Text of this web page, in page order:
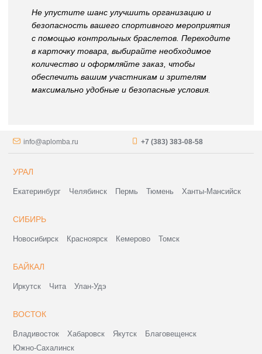
Не упустите шанс улучшить организацию и
безопасность вашего спортивного мероприятия
с помощью контрольных браслетов. Переходите
в карточку товара, выбирайте необходимое
количество и оформляйте заказ, чтобы
обеспечить вашим участникам и зрителям
максимально удобные и безопасные условия.
info@aplomba.ru +7 (383) 383-08-58
УРАЛ
Екатеринбург Челябинск Пермь Тюмень Ханты-Мансийск
СИБИРЬ
Новосибирск Красноярск Кемерово Томск
БАЙКАЛ
Иркутск Чита Улан-Удэ
ВОСТОК
Владивосток Хабаровск Якутск
Благовещенск
Южно-Сахалинск